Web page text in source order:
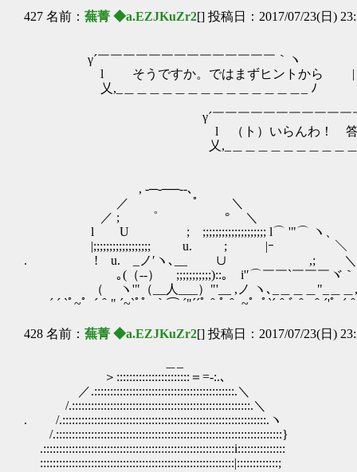
427 名前： 蕪菁 ◆a.EZJKuZr2[] 投稿日：2017/07/23(日)
γ´￣￣￣￣￣￣￣￣￣￣￣￣￣￣｀ヽ
l そうですか。ではまずヒントから |
乂,_＿＿＿＿＿＿＿＿＿＿＿＿＿＿_ ﾉ
γ´￣￣￣￣￣￣￣￣￣￣￣￣￣
l （ト）いらんわ！ 答えよこ
乂,_＿＿＿＿＿＿＿＿＿＿＿＿
, -─‐──‐-､
／ ﾟ ＼
／ ; ゜ ° ＼ （……
l U ; ;;;;;;;;;;;;;;;;;;;; l⌒ '"⌒ ヽ、
|;;;;;;;;;;;;;;;;;; u. ; |ｰ ＼
. ! u. _ノ′ヽ､__ ∪ ,; ＼
ゝ｡(（-‐） ;;;;;;;;;;;)::｡ i'′⌒￣￣`￣￣￣ヾ
（ ヽ'"（__人___）"'__ ,ノ ヽ､_＿＿＿"_＿＿,､
´ ´ `ﾟ~゜´＾" ´~`ﾟ゜｀⌒ ´"´´ﾟ＾ﾟ＾ ~゜ﾟ`´＾ﾞ＾ ＾´'゜´
428 名前： 蕪菁 ◆a.EZJKuZr2[] 投稿日：2017/07/23(日)
＞:::::::::::::::::::::::＝=-:.､
／.::::::::::::::::::::::::::::::::::::::::::::.＼
/.::::::::::::::::::::::::::::::::::::::::::::::::::::::::.＼
. /.::::::::::::::::::::::::::::::::::::::::::::::::::::::::::::::::.ヽ
/.:::::::::::::::::::::::::::::::::::::::::::::::::::::::::::::::::::::::}
.::::::::::::::::::::::::::::::::::::::::::::::::::::::::::::i:::::::::::::::